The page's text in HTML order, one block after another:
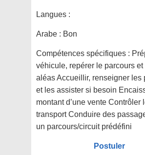
Langues :
Arabe : Bon
Compétences spécifiques :
véhicule, repérer le parcours
aléas Accueillir, renseigner les
et les assister si besoin
montant d’une vente Contrôler
transport Conduire des
un parcours/circuit prédéfini
Postuler